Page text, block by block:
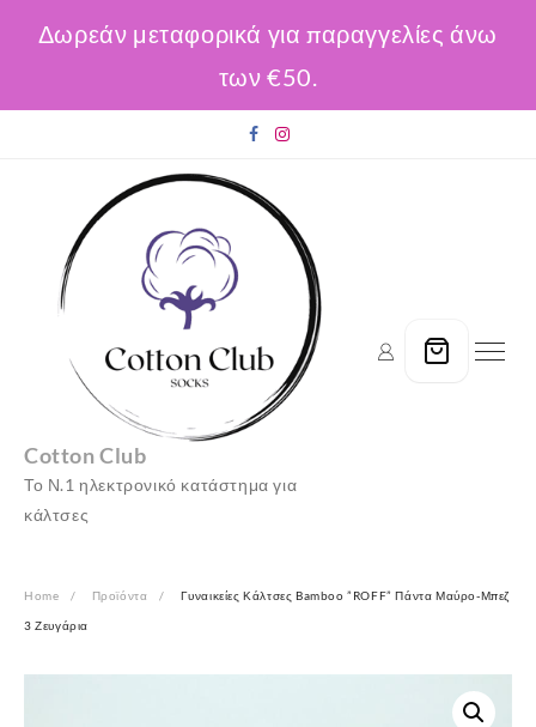
Δωρεάν μεταφορικά για παραγγελίες άνω
των €50.
Cotton Club
Το Ν.1 ηλεκτρονικό κατάστημα για
κάλτσες
Home Προϊόντα Γυναικείες Κάλτσες Bamboo ”ROFF” Πάντα Μαύρο-Μπεζ
3 Ζευγάρια